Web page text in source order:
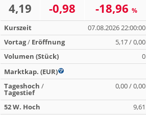
4,19 -0,98 -18,96%
Kurszeit
07.08.2026 22:00:00
Vortag/ Eröffnung
5,17 / 0,00
Volumen (Stück)
0
Marktkap. (EUR)
Tageshoch /
Tagestief
0,00 / 0,00
52 W. Hoch
9,61